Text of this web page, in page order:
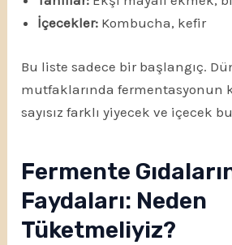
İçecekler: Kombucha, kefir
Bu liste sadece bir başlangıç.
mutfaklarında fermentasyonun
sayısız farklı yiyecek ve içecek
Fermente
Faydaları: Neden
Tüketmeliyiz?